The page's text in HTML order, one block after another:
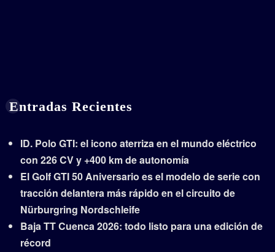
Entradas Recientes
ID. Polo GTI: el icono aterriza en el mundo eléctrico
con 226 CV y +400 km de autonomía
El Golf GTI 50 Aniversario es el modelo de serie con
tracción delantera más rápido en el circuito de
Nürburgring Nordschleife
Baja TT Cuenca 2026: todo listo para una edición de
récord